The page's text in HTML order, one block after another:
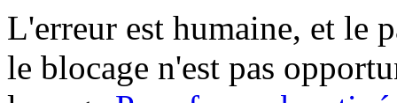
L'erreur est humaine, et le
le blocage n'est pas